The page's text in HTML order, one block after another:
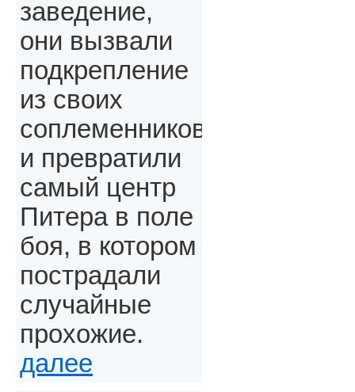
заведение,
они вызвали
подкрепление
из своих
соплеменников
и превратили
самый центр
Питера в поле
боя, в котором
пострадали
случайные
прохожие.
далее